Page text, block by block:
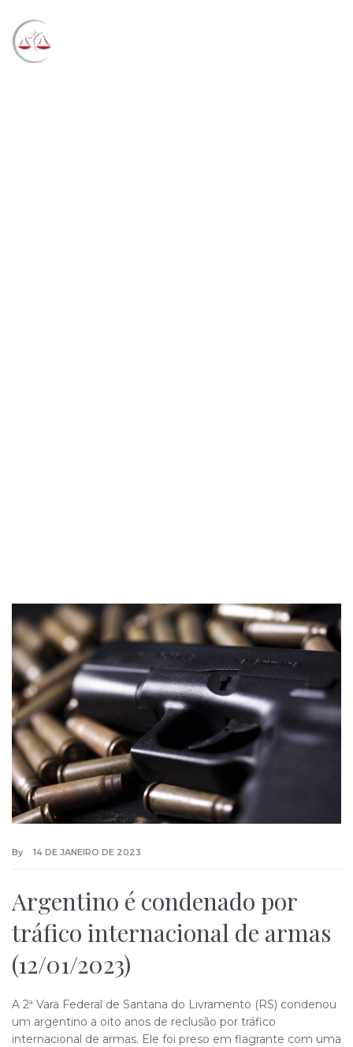
By 14 DE JANEIRO DE 2023
Argentino é condenado por
tráfico internacional de armas
(12/01/2023)
A 2ª Vara Federal de Santana do Livramento (RS) condenou
um argentino a oito anos de reclusão por tráfico
internacional de armas. Ele foi preso em flagrante com uma